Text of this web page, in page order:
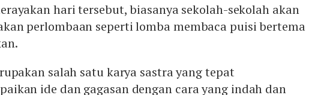
Mute
hari tersebut, biasanya sekolah-sekolah akan
perlombaan seperti lomba membaca puisi bertema
salah satu karya sastra yang tepat
ide dan gagasan dengan cara yang indah dan